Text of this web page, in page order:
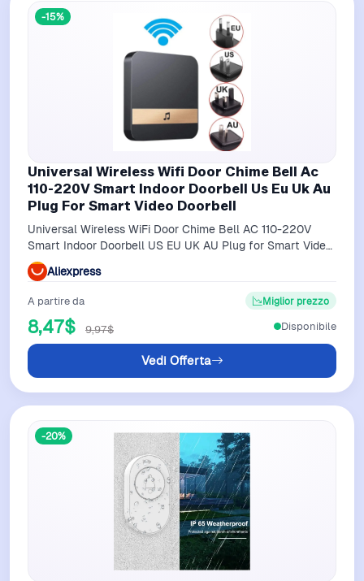
-15%
Universal Wireless Wifi Door Chime Bell Ac
110-220V Smart Indoor Doorbell Us Eu Uk Au
Plug For Smart Video Doorbell
Universal Wireless WiFi Door Chime Bell AC 110-220V
Smart Indoor Doorbell US EU UK AU Plug for Smart Video
Doorbell
Aliexpress
A partire da
8,47$ 9,97$
Miglior prezzo
Vedi Offerta
Disponibile
-20%